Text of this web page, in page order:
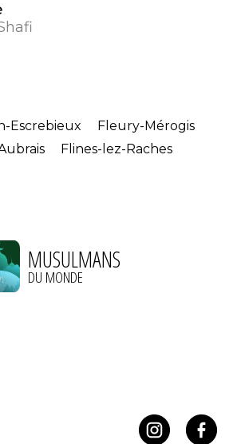
Escrebieux
Fleury-Mérogis
Flines-lez-Raches
MUSULMANS
DU MONDE